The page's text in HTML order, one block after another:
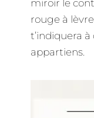
miroir le
rouge à
t’indiquera
appartiens.